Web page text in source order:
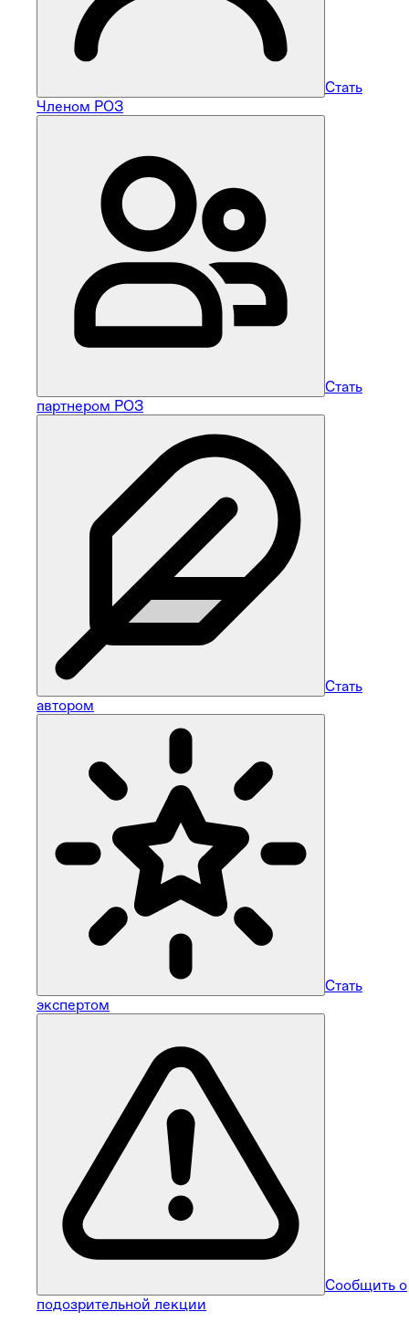
Стать
Членом РОЗ
Стать
партнером РОЗ
Стать
автором
Стать
экспертом
Сообщить о
подозрительной лекции